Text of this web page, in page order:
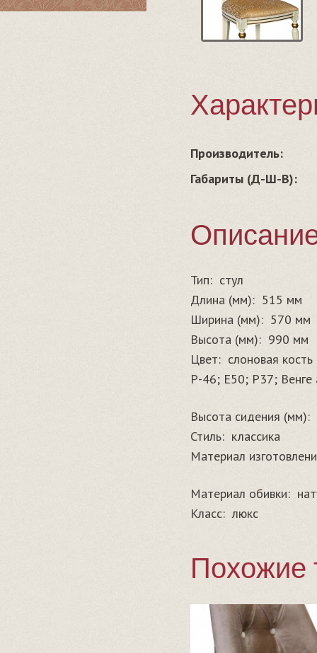
Производитель:
Габариты (Д-Ш-В):
Тип: стул
Длина (мм): 515 мм
Ширина (мм): 570 мм
Высота (мм): 990 мм
Цвет: слоновая
Р-46; E50; P37; Венге
Высота сидения (мм):
Стиль: классика
Материал
Материал обивки:
Класс: люкс
Похожие